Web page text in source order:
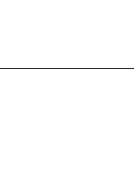
Труба ВГП